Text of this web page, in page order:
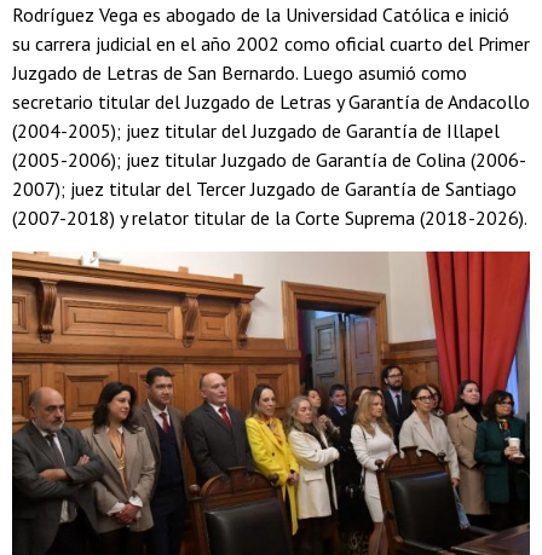
Rodríguez Vega es abogado de la Universidad Católica e inició
su carrera judicial en el año 2002 como oficial cuarto del Primer
Juzgado de Letras de San Bernardo. Luego asumió como
secretario titular del Juzgado de Letras y Garantía de Andacollo
(2004-2005); juez titular del Juzgado de Garantía de Illapel
(2005-2006); juez titular Juzgado de Garantía de Colina (2006-
2007); juez titular del Tercer Juzgado de Garantía de Santiago
(2007-2018) y relator titular de la Corte Suprema (2018-2026).